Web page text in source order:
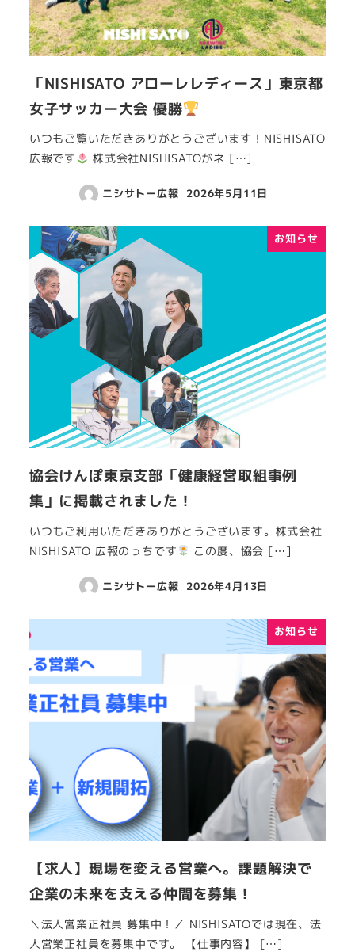
「NISHISATO アローレレディース」東京都
女子サッカー大会 優勝
いつもご覧いただきありがとうございます！NISHISATO
広報です
株式会社NISHISATOがネ […]
ニシサトー広報 2026年5月11日
お知らせ
協会けんぽ東京支部「健康経営取組事例
集」に掲載されました！
いつもご利用いただきありがとうございます。株式会社
NISHISATO 広報のっちです
この度、協会 […]
ニシサトー広報 2026年4月13日
お知らせ
【求人】現場を変える営業へ。課題解決で
企業の未来を支える仲間を募集！
＼法人営業正社員 募集中！／ NISHISATOでは現在、法
人営業正社員を募集中です。 【仕事内容】 […]